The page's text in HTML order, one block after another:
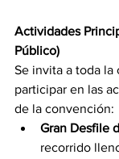
Actividades
Público)
Se invita a toda la
participar en las
de la convención:
Gran Desfile
recorrido